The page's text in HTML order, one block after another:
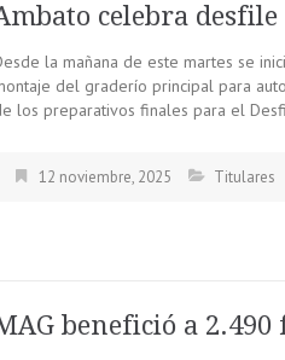
celebra
la mañana de este martes se
del graderío principal para
los preparativos finales para el
12 noviembre, 2025 Titulares
benefició a